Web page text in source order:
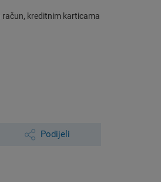
račun, kreditnim karticama
Podijeli